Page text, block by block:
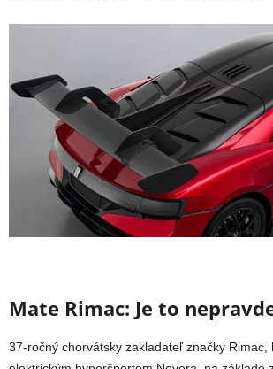
Mate Rimac: Je to
37-ročný chorvátsky zakladateľ značky Rimac,